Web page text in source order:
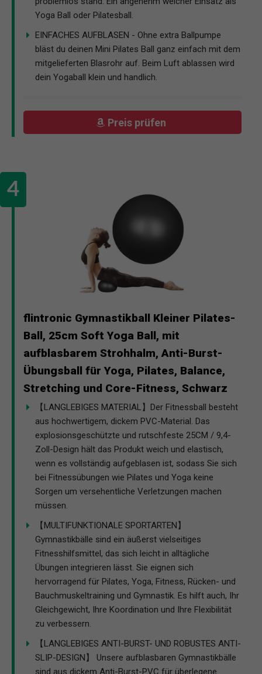
Yoga Ball oder Pilatesball.
EINFACHES AUFBLASEN - Ohne extra Ballpumpe
bläst du deinen Mini Pilates Ball ganz einfach mit dem
mitgelieferten Blasrohr auf. Beim Luft ablassen wird
dein Yogaball klein und handlich.
Preis prüfen
flintronic Gymnastikball Kleiner Pilates-
Ball, 25cm Soft Yoga Ball, mit
aufblasbarem Strohhalm, Anti-Burst-
Übungsball für Yoga, Pilates, Balance,
Stretching und Core-Fitness, Schwarz
【LANGLEBIGES MATERIAL】Der Fitnessball besteht
aus hochwertigem, dickem PVC-Material. Das
explosionsgeschützte und rutschfeste 25CM / 9,4-
Zoll-Design hält das Produkt weich und elastisch,
wenn es vollständig aufgeblasen ist, sodass Sie sich
bei Fitnessübungen wie Pilates und Yoga keine
Sorgen um versehentliche Verletzungen machen
müssen.
【MULTIFUNKTIONALE SPORTARTEN】
Gymnastikbälle sind ein äußerst vielseitiges
Fitnesshilfsmittel, das sich leicht in alltägliche
Übungen integrieren lässt. Sie eignen sich
hervorragend für Pilates, Yoga, Fitness, Rücken- und
Bauchmuskeltraining und Gymnastik. Es hilft auch, Ihr
Gleichgewicht, Ihre Koordination und Ihre Flexibilität
zu verbessern.
【LANGLEBIGES ANTI-BURST- UND ROBUSTES ANTI-
SLIP-DESIGN】 Unsere aufblasbaren Gymnastikbälle
sind aus dickem Anti-Burst-PVC für überlegene